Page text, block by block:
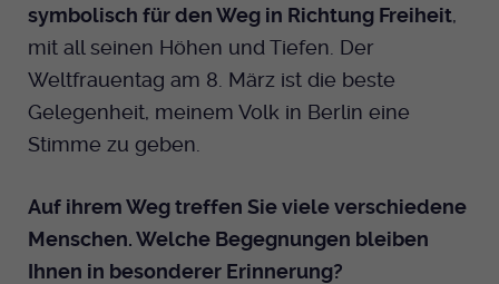
symbolisch für den Weg in Richtung Freiheit,
mit all seinen Höhen und Tiefen. Der
Weltfrauentag am 8. März ist die beste
Gelegenheit, meinem Volk in Berlin eine
Stimme zu geben.
Auf ihrem Weg treffen Sie viele verschiedene
Menschen. Welche Begegnungen bleiben
Ihnen in besonderer Erinnerung?